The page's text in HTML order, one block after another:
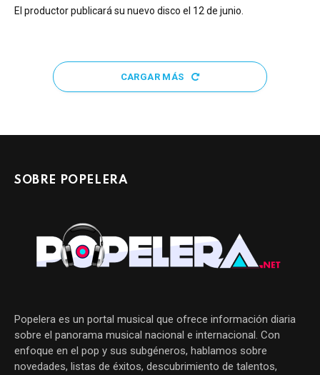
El productor publicará su nuevo disco el 12 de junio.
CARGAR MÁS
SOBRE POPELERA
Popelera es un portal musical que ofrece información diaria
sobre el panorama musical nacional e internacional. Con
enfoque en el pop y sus subgéneros, hablamos sobre
novedades, listas de éxitos, descubrimiento de talentos,